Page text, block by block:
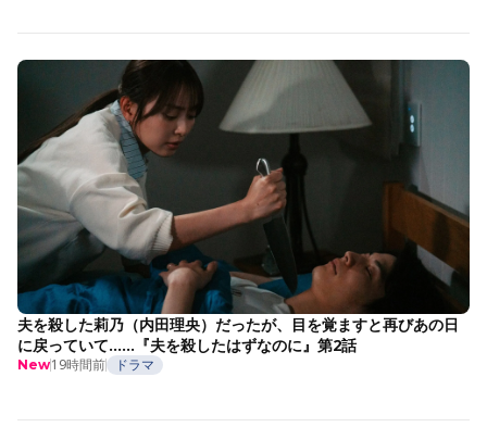
夫を殺した莉乃（内田理央）だったが、目を覚ますと再びあの日
に戻っていて……『夫を殺したはずなのに』第2話
New19時間前 ドラマ